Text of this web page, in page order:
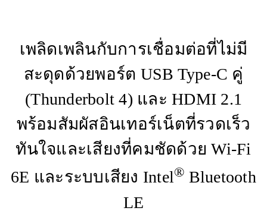
เพลิดเพลินกับการเชื่อมต่อที่ไม่มี
สะดุดด้วยพอร์ต USB Type-C คู่
(Thunderbolt 4) และ HDMI 2.1
พร้อมสัมผัสอินเทอร์เน็ตที่รวดเร็ว
ทันใจและเสียงที่คมชัดด้วย Wi-Fi
6E และระบบเสียง Intel® Bluetooth
LE